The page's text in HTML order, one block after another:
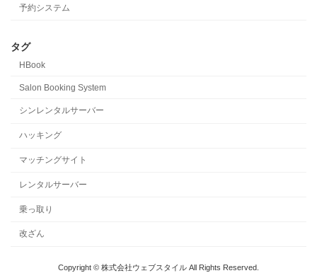
予約システム
タグ
HBook
Salon Booking System
シンレンタルサーバー
ハッキング
マッチングサイト
レンタルサーバー
乗っ取り
改ざん
Copyright © 株式会社ウェブスタイル All Rights Reserved.